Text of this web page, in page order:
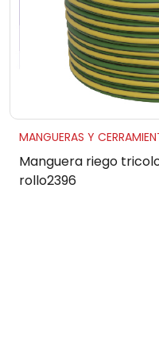
MANGUERAS Y
Manguera riego
rollo2396